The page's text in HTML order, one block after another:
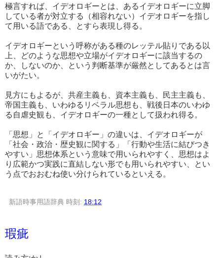
極言すれば、イデオロギーとは、あるイデオロギーに立脚
している者が対立する（相容れない）イデオロギーを指し
て用いる語である、とすら表現し得る。
イデオロギーという呼称がある種のレッテル貼りである以
上、どのような思想や立場がイデオロギーに該当するの
か、しないのか、という判断基準が厳然としてあるとは言
いがたい。
見方にもよるが、共産主義も、資本主義も、民主主義も、
帝国主義も、いわゆるリベラル思想も、戦後日本のいわゆ
る自虐史観も、イデオロギーの一種として扱われ得る。
「思想」と「イデオロギー」の違いは、イデオロギーが
「社会・政治・歴史観に関する」「行動や生活に結びつき
やすい」思想体系という意味で用いられやすく、思想はよ
り広範かつ実践に直結しない形でも用いられやすい、とい
う点でおおむね使い分けられているといえる。
新語時事用語辞典 時刻: 18:12
瑕疵